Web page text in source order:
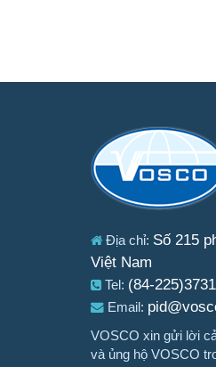
Địa chỉ: Số 215
Việt Nam
Tel: (84-
Email:
VOSCO xin gửi lời
và ủng hộ VOSCO